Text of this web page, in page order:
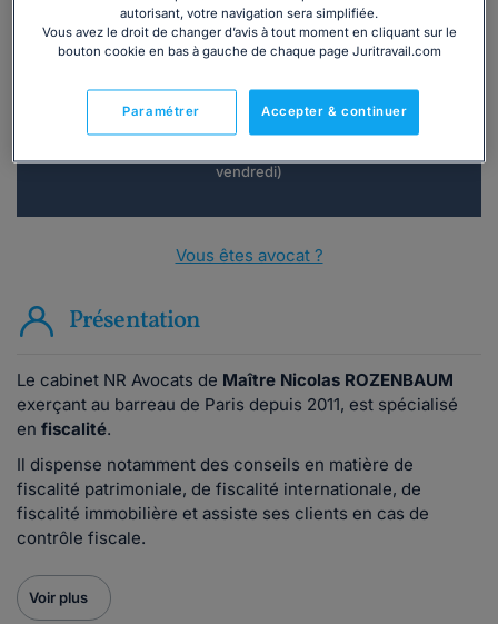
Vous souhaitez une consultation par
téléphone ?
Consulter immédiatement
vendredi)
Vous êtes avocat ?
Présentation
Le cabinet NR Avocats de Maître Nicolas ROZENBAUM
exerçant au barreau de Paris depuis 2011, est spécialisé
en fiscalité.
Il dispense notamment des conseils en matière de
fiscalité patrimoniale, de fiscalité internationale, de
fiscalité immobilière et assiste ses clients en cas de
contrôle fiscale.
Voir plus
autorisant, votre navigation sera simplifiée.
Vous avez le droit de changer d’avis à tout moment en cliquant sur le
bouton cookie en bas à gauche de chaque page Juritravail.com
Accepter & continuer
Paramétrer